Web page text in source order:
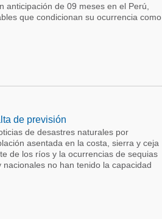
de 09 meses en el Perú,
que condicionan su ocurrencia como
de previsión
de desastres naturales por
asentada en la costa, sierra y ceja
de los ríos y la ocurrencias de sequias
no han tenido la capacidad